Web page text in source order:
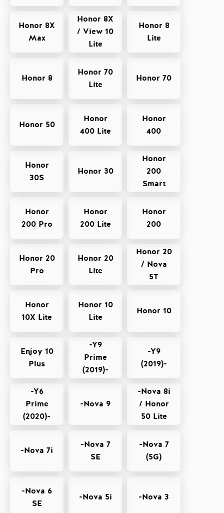
Honor 8X
Max
Honor 8X
/ View 10
Lite
Honor 8
Lite
Honor 8
Honor 70
Lite
Honor 70
Honor 50
Honor
400 Lite
Honor
400
Honor
30S
Honor 30
Honor
200
Smart
Honor
200 Pro
Honor
200 Lite
Honor
200
Honor 20
Pro
Honor 20
Lite
Honor 20
/ Nova
5T
Honor
10X Lite
Honor 10
Lite
Honor 10
Enjoy 10
Plus
-Y9
Prime
(2019)-
-Y9
(2019)-
-Y6
Prime
(2020)-
-Nova 9
-Nova 8i
/ Honor
50 Lite
-Nova 7i
-Nova 7
SE
-Nova 7
(5G)
-Nova 6
SE
-Nova 5i -Nova 3